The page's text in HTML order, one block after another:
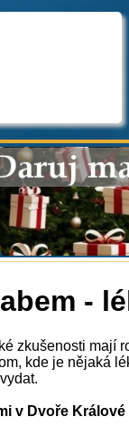
-
zkušenosti mají
kde je nějaká
v Dvoře